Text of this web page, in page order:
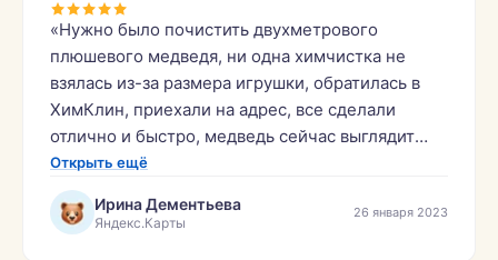
«Нужно было почистить двухметрового
плюшевого медведя, ни одна химчистка не
взялась из-за размера игрушки, обратилась в
ХимКлин, приехали на адрес, все сделали
отлично и быстро, медведь сейчас выглядит
отлично! Бонусом почистили прикроватный
коврик! Спасибо огромное за работу,
рекомендовать буду друзьям и знакомым эту
Открыть ещё
Ирина Дементьева
Яндекс.Карты
26 января 2023